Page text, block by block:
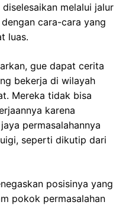
melalui jalur
cara-cara yang
luas.
gue dapat cerita
bekerja di wilayah
Mereka tidak bisa
karena
permasalahannya
seperti dikutip dari
posisinya yang
pokok permasalahan